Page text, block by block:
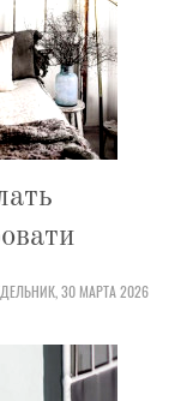
30 МАРТА 2026